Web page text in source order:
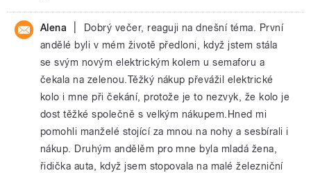
Alena
Dobrý večer, reaguji na dnešní téma. První
andělé byli v mém životě předloni, když jstem stála
se svým novým elektrickým kolem u semaforu a
čekala na zelenou.Těžký nákup převážil elektrické
kolo i mne při čekání, protože je to nezvyk, že kolo je
dost těžké společně s velkým nákupem.Hned mi
pomohli manželé stojící za mnou na nohy a sesbírali i
nákup. Druhým andělěm pro mne byla mladá žena,
řidička auta, když jsem stopovala na malé železniční